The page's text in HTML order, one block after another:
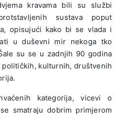
kravama bili su službi
sustava poput
opisujući kako bi se vlada i
u duševni mir nekoga tko
su se u zadnjih 90 godina
kulturnih, društvenih
kategorija, vicevi o
smatraju dobrim primjerom